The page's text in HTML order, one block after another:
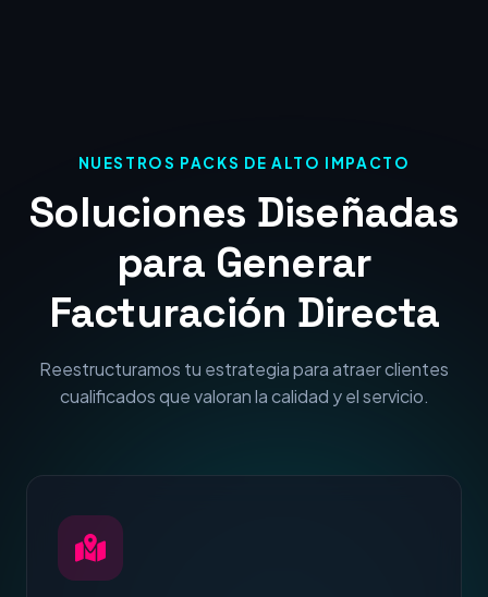
NUESTROS PACKS DE ALTO IMPACTO
Soluciones Diseñadas
para Generar
Facturación Directa
Reestructuramos tu estrategia para atraer clientes
cualificados que valoran la calidad y el servicio.